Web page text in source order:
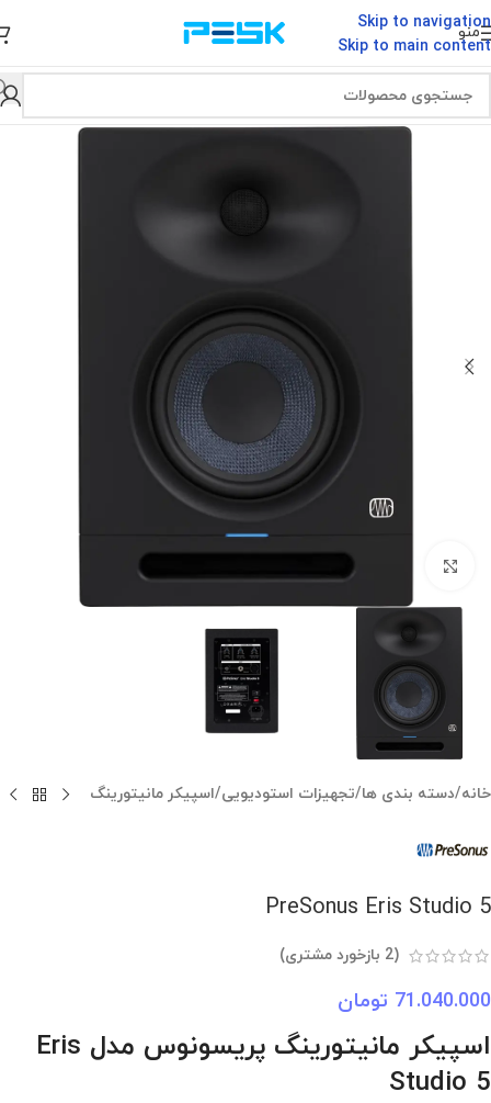
Skip to navigation
Skip to main content
منو
خانه/دسته بندی ها/تجهیزات استودیویی/اسپیکر مانیتورینگ
PreSonus Eris Studio 5
(
2 بازخورد مشتری)
71.040.000 تومان
اسپیکر مانیتورینگ پریسونوس مدل Eris
Studio 5